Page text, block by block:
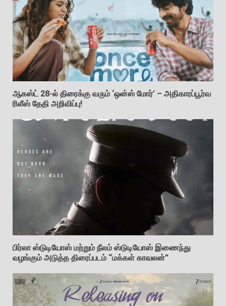
ஆகஸ்ட் 28-ல் திரைக்கு வரும் ‘ஒன்ஸ் மோர்’ – அதிகாரப்பூர்வ
ரிலீஸ் தேதி அறிவிப்பு!
பிர்லா ஸ்டுடியோஸ் மற்றும் நீலம் ஸ்டுடியோஸ் இணைந்து
வழங்கும் அடுத்த திரைப்படம் “மக்கள் காவலன்”